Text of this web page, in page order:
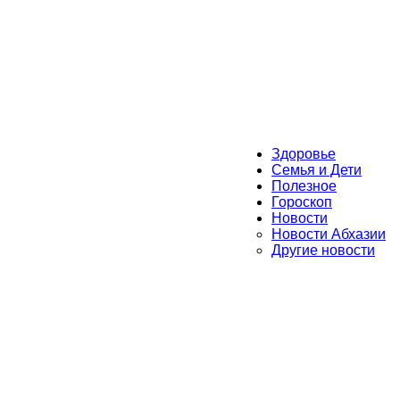
Здоровье
Семья и Дети
Полезное
Гороскоп
Новости
Новости Абхазии
Другие новости